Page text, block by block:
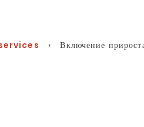
› Включение прироста